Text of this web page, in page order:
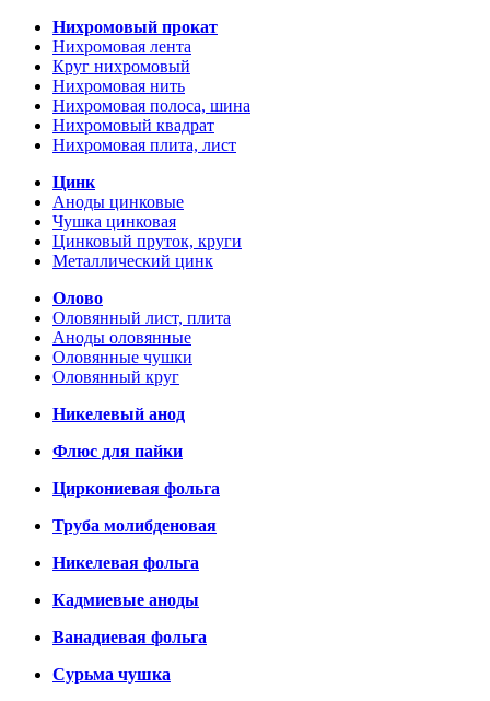
Нихромовый прокат
Нихромовая лента
Круг нихромовый
Нихромовая нить
Нихромовая полоса, шина
Нихромовый квадрат
Нихромовая плита, лист
Цинк
Аноды цинковые
Чушка цинковая
Цинковый пруток, круги
Металлический цинк
Олово
Оловянный лист, плита
Аноды оловянные
Оловянные чушки
Оловянный круг
Никелевый анод
Флюс для пайки
Циркониевая фольга
Труба молибденовая
Никелевая фольга
Кадмиевые аноды
Ванадиевая фольга
Сурьма чушка